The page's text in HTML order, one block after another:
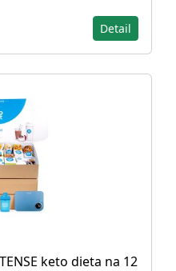
Detail
keto dieta na 12